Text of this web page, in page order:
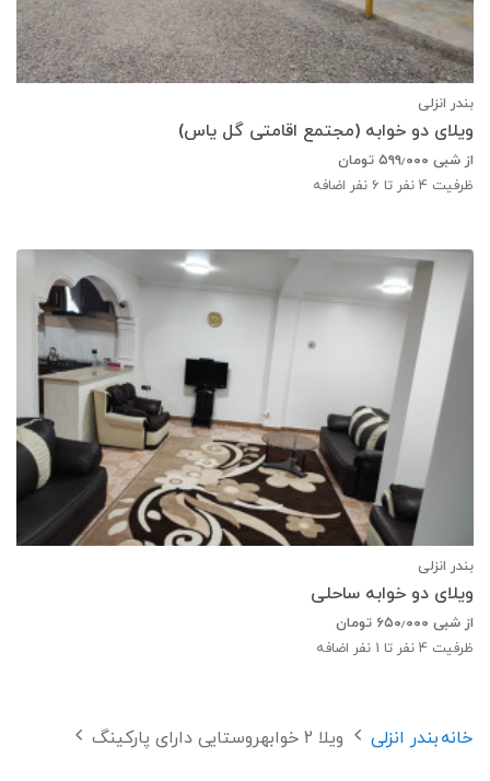
بندر انزلی
ویلای دو خوابه (مجتمع اقامتی گل یاس)
از شبی ۵۹۹٫۰۰۰ تومان
ظرفیت 4 نفر تا 6 نفر اضافه
بندر انزلی
ویلای دو خوابه ساحلی
از شبی ۶۵۰٫۰۰۰ تومان
ظرفیت 4 نفر تا 1 نفر اضافه
خانهبندر انزلی ویلا 2 خوابهروستایی دارای پارکینگ